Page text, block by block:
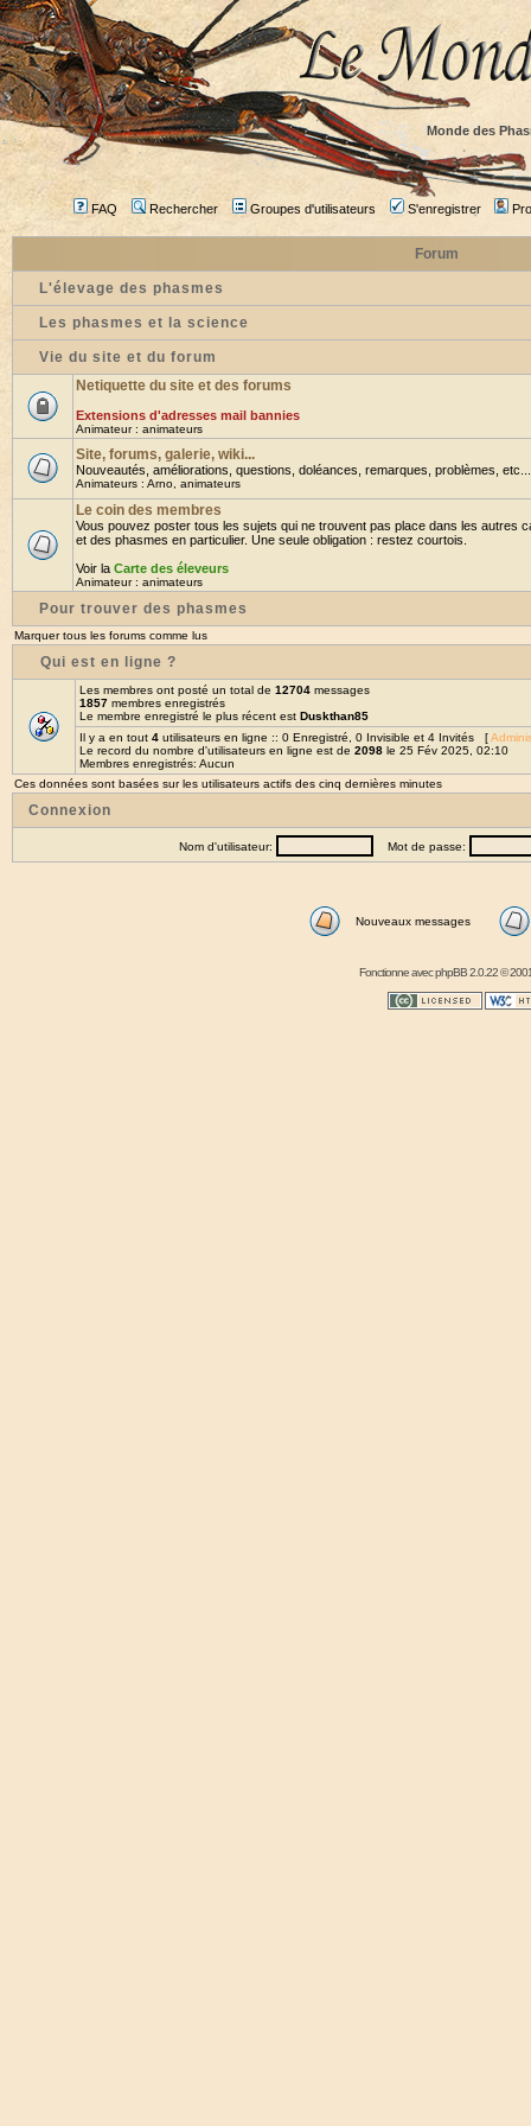
Monde des
FAQ Rechercher Groupes d'utilisateurs S'enregistrer
Forum
L'élevage des phasmes
Les phasmes et la science
Vie du site et du forum
Netiquette du site et des forums
Extensions d'adresses mail bannies
Animateur : animateurs
Site, forums, galerie, wiki...
Nouveautés, améliorations, questions, doléances, remarques, problèmes,
Animateurs : Arno animateurs
Le coin des membres
Vous pouvez poster tous les sujets qui ne trouvent pas place dans les autres
et des phasmes en particulier. Une seule obligation : restez courtois.
Voir la Carte des éleveurs
Animateur : animateurs
Pour trouver des phasmes
Marquer tous les forums comme lus
Qui est en ligne ?
Les membres ont posté un total de 12704 messages
1857 membres enregistrés
Le membre enregistré le plus récent est Duskthan85
Il y a en tout 4 utilisateurs en ligne :: 0 Enregistré, 0 Invisible et 4 Invités [
Le record du nombre d'utilisateurs en ligne est de 2098 le 25 Fév 2025, 02:10
Membres enregistrés: Aucun
Ces données sont basées sur les utilisateurs actifs des cinq dernières minutes
Connexion
Nom d'utilisateur: Mot de passe:
Nouveaux messages
Fonctionne avecphpBB2.0.22 ©